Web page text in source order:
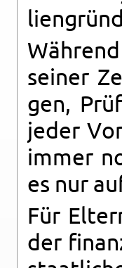
seiner
gen,
jeder
immer
es nur
Für
der